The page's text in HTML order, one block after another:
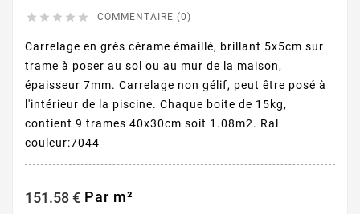
     COMMENTAIRE (0)
Carrelage en grès cérame émaillé, brillant 5x5cm sur
trame à poser au sol ou au mur de la maison,
épaisseur 7mm. Carrelage non gélif, peut être posé à
l'intérieur de la piscine. Chaque boite de 15kg,
contient 9 trames 40x30cm soit 1.08m2. Ral
couleur:7044
151.58 € Par m²